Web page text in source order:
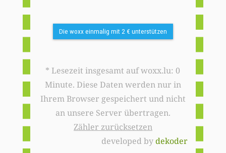
Die woxx einmalig mit 2 € unterstützen
* Lesezeit insgesamt auf woxx.lu: 0
Minute. Diese Daten werden nur in
Ihrem Browser gespeichert und nicht
an unsere Server übertragen.
Zähler zurücksetzen
developed bydekoder